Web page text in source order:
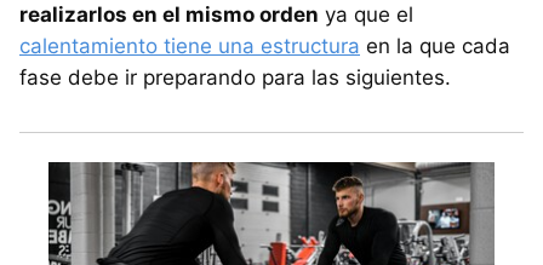
realizarlos en el mismo orden ya que el
calentamiento tiene una estructura en la que cada
fase debe ir preparando para las siguientes.